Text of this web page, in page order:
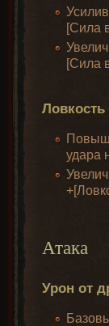
[Сила
[Сила
Ловкость
удара
Атака
Урон от